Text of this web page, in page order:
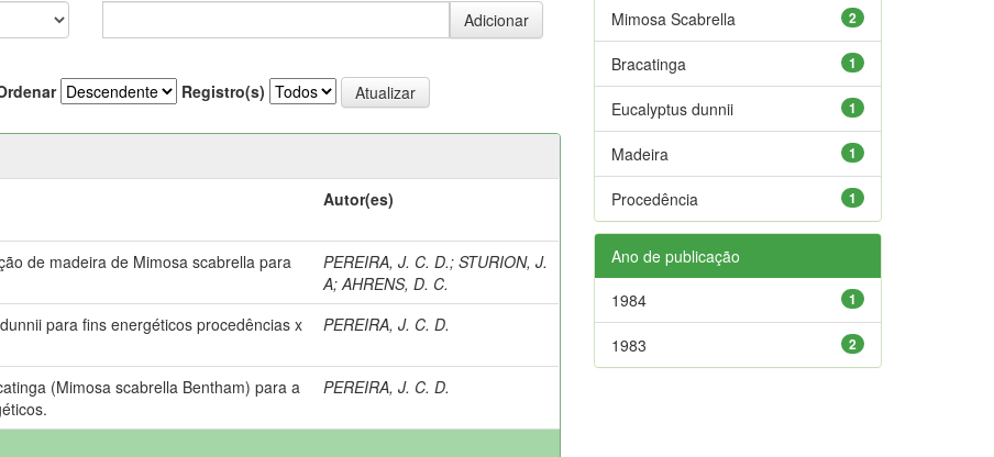
Registro(s)
Autor(es)
de madeira de Mimosa scabrella para
PEREIRA, J. C. D.;STURION, J.
A;AHRENS, D. C.
para fins energéticos procedências x
PEREIRA, J. C. D.
(Mimosa scabrella Bentham) para a
PEREIRA, J. C. D.
2
Mimosa Scabrella
1
Bracatinga
1
Eucalyptus dunnii
1
Madeira
1
Procedência
Ano de publicação
1
1984
2
1983